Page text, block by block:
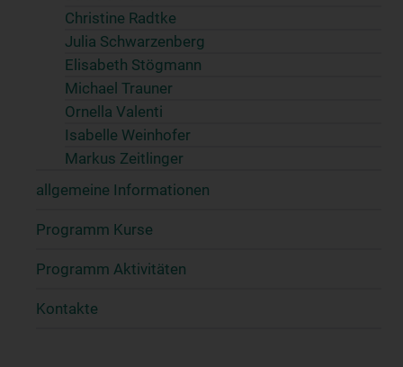
Christine Radtke
Julia Schwarzenberg
Elisabeth Stögmann
Michael Trauner
Ornella Valenti
Isabelle Weinhofer
Markus Zeitlinger
allgemeine Informationen
Programm Kurse
Programm Aktivitäten
Kontakte